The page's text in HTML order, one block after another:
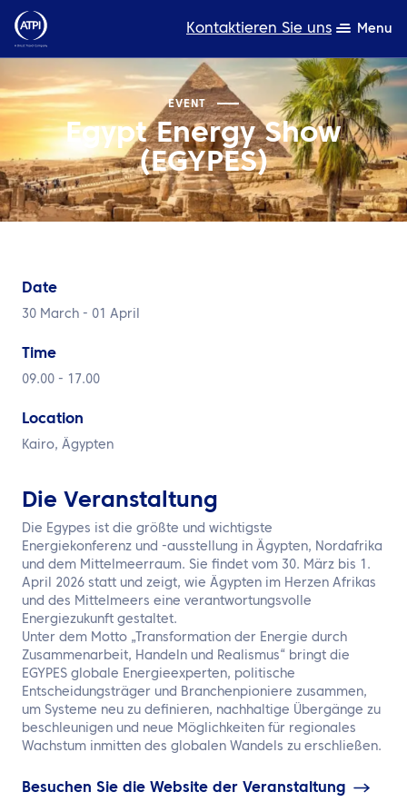
Kontaktieren Sie uns Menu
Fachwissen
Produkte
Ressourcen
Über uns
TravelHub Login
Suche
DE
EVENT
Egypt Energy Show
(EGYPES)
Date
30 March - 01 April
Time
09.00 - 17.00
Location
Kairo, Ägypten
Die Veranstaltung
Die Egypes ist die größte und wichtigste
Energiekonferenz und -ausstellung in Ägypten, Nordafrika
und dem Mittelmeerraum. Sie findet vom 30. März bis 1.
April 2026 statt und zeigt, wie Ägypten im Herzen Afrikas
und des Mittelmeers eine verantwortungsvolle
Energiezukunft gestaltet.
Unter dem Motto „Transformation der Energie durch
Zusammenarbeit, Handeln und Realismus“ bringt die
EGYPES globale Energieexperten, politische
Entscheidungsträger und Branchenpioniere zusammen,
um Systeme neu zu definieren, nachhaltige Übergänge zu
beschleunigen und neue Möglichkeiten für regionales
Wachstum inmitten des globalen Wandels zu erschließen.
Besuchen Sie die Website der Veranstaltung